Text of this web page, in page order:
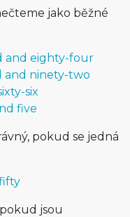
jako běžné
and eighty-four
ninety-two
six
five
pokud se jedná
jsou